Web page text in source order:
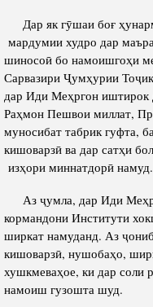
Дар як гӯшаи боғ
мардумии худро дар
шиносоӣ бо намоишгоҳи
Сарвазири Ҷумҳурии
дар Иди Меҳргон
Раҳмон Пешвои миллат,
муносибат табрик гуфта,
кишоварзӣ ва дар сатҳи
изҳори миннатдорӣ намуд.
Аз ҷумла, дар Иди
кормандони Институти
ширкат намуданд. Аз
кишоварзӣ, нушобаҳо,
хушкмеваҳое, ки дар соли
намоиш гузошта шуд.